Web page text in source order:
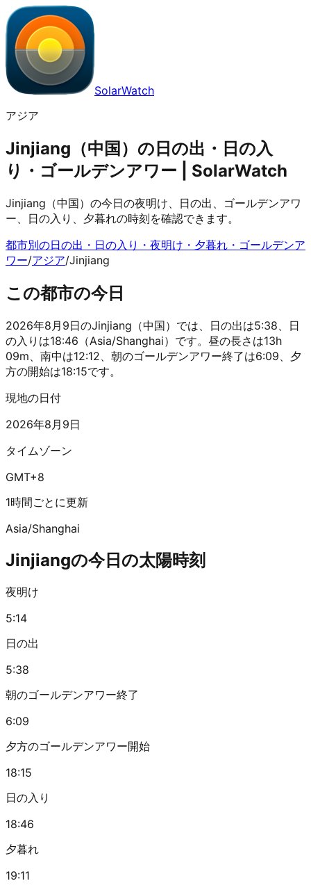
SolarWatch
アジア
Jinjiang（中国）の日の出・日の入
り・ゴールデンアワー | SolarWatch
Jinjiang（中国）の今日の夜明け、日の出、ゴールデンアワ
ー、日の入り、夕暮れの時刻を確認できます。
都市別の日の出・日の入り・夜明け・夕暮れ・ゴールデンア
ワー/アジア/Jinjiang
この都市の今日
2026年8月9日のJinjiang（中国）では、日の出は5:38、日
の入りは18:46（Asia/Shanghai）です。昼の長さは13h
09m、南中は12:12、朝のゴールデンアワー終了は6:09、夕
方の開始は18:15です。
現地の日付
2026年8月9日
タイムゾーン
GMT+8
1時間ごとに更新
Asia/Shanghai
Jinjiangの今日の太陽時刻
夜明け
5:14
日の出
5:38
朝のゴールデンアワー終了
6:09
夕方のゴールデンアワー開始
18:15
日の入り
18:46
夕暮れ
19:11